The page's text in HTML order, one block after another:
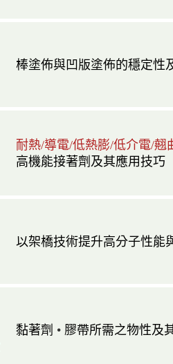
棒塗佈與凹版塗佈的穩定性
耐熱/導電/低熱膨/低介電/翹
高機能接著劑及其應用技巧
以架橋技術提升高分子性能
黏著劑 • 膠帶所需之物性及